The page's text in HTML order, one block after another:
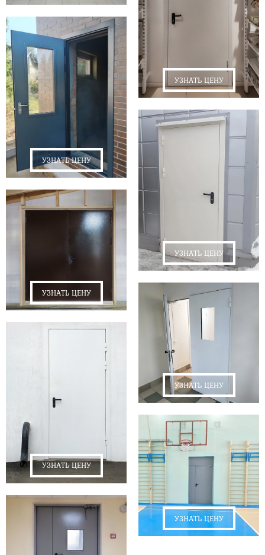
УЗНАТЬ ЦЕНУ
УЗНАТЬ ЦЕНУ
УЗНАТЬ ЦЕНУ
УЗНАТЬ ЦЕНУ
УЗНАТЬ ЦЕНУ
УЗНАТЬ ЦЕНУ
УЗНАТЬ ЦЕНУ